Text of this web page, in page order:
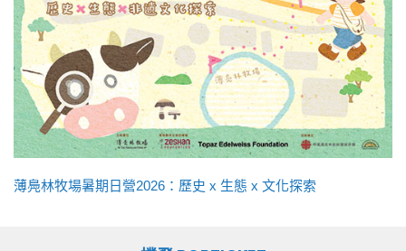
薄鳧林牧場暑期日營2026：歷史 x 生態 x 文化探索